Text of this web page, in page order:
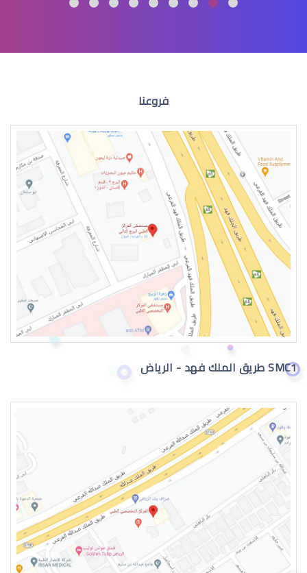
الماء الازرق للعين
اعراض الماء الازرق بالعين
اسباب الماء الازرق بالعين
علاج الماء الازرق بالعين
فروعنا
SMC1 طريق الملك فهد - الرياض